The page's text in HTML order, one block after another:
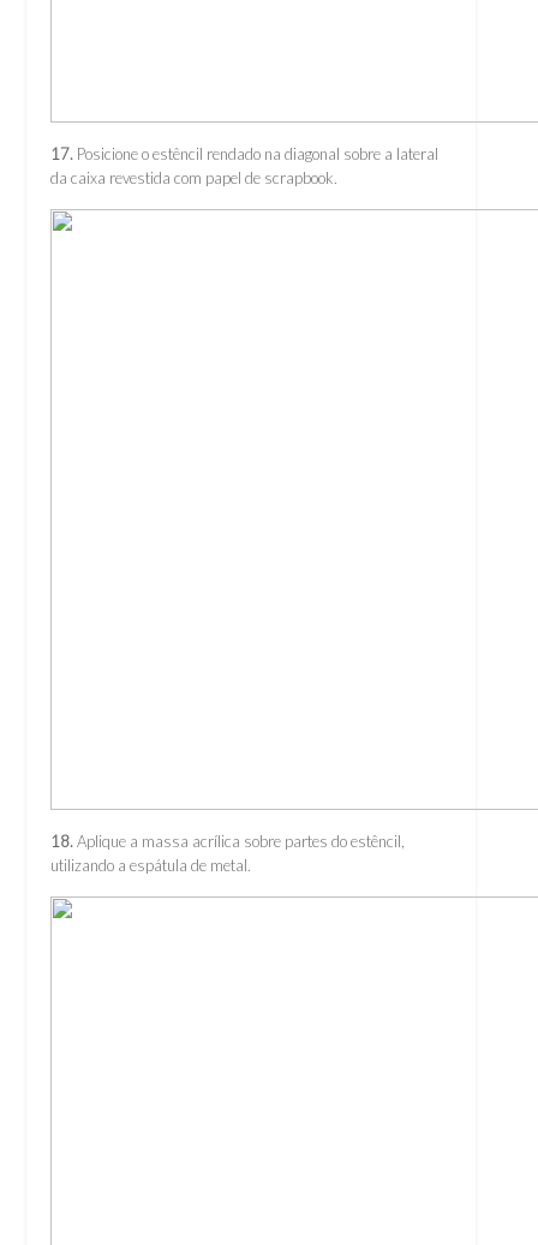
17. Posicione o estêncil rendado na diagonal sobre a lateral
da caixa revestida com papel de scrapbook.
18.Aplique a massa acrílica sobre partes do estêncil,
utilizando a espátula de metal.